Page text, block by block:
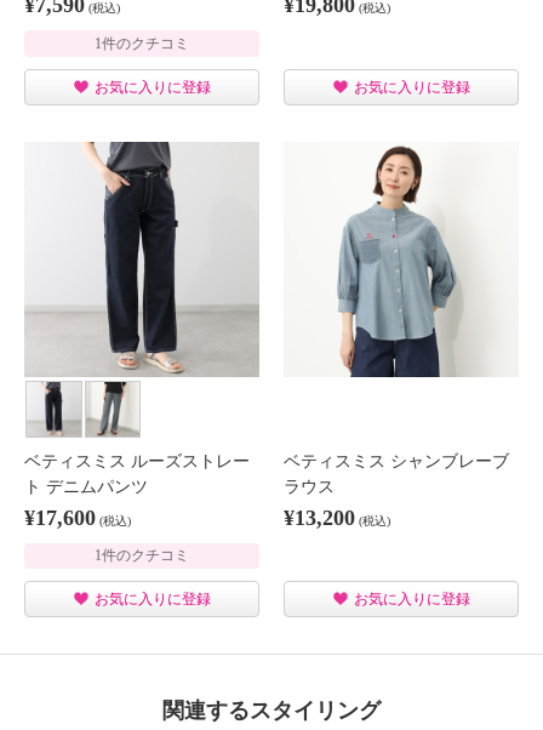
¥7,590 (税込)
1件のクチコミ
お気に入りに登録
¥19,800 (税込)
お気に入りに登録
ベティスミス ルーズストレー
ト デニムパンツ
¥17,600 (税込)
1件のクチコミ
お気に入りに登録
ベティスミス シャンブレーブ
ラウス
¥13,200 (税込)
お気に入りに登録
関連するスタイリング